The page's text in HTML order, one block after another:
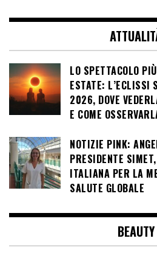
LO SPETTACOLO
ESTATE: L’ECLISSI
2026, DOVE
E COME
NOTIZIE PINK:
PRESIDENTE
ITALIANA PER LA
SALUTE GLOBALE
BEAUTY